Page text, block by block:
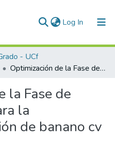
Log In (current)
- UCf
Optimización de la Fase de proliferación para la micropropagación de banano cv Jonhson (AAA)
la Fase de
la
de banano cv